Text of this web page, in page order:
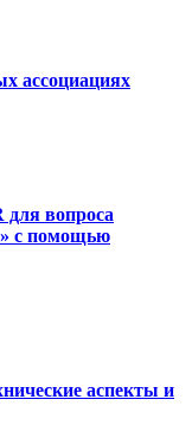
ассоциациях
для вопроса
с помощью
аспекты и